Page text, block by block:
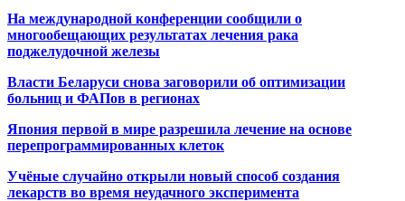
На международной конференции сообщили о
многообещающих результатах лечения рака
поджелудочной железы
Власти Беларуси снова заговорили об оптимизации
больниц и ФАПов в регионах
Япония первой в мире разрешила лечение на основе
перепрограммированных клеток
Учёные случайно открыли новый способ создания
лекарств во время неудачного эксперимента